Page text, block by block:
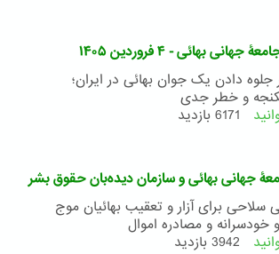
جامعۀ
جهانی
بهائی
-
۱۹
بهائی - ۴ فروردین ۱۴۰۵
دادن یک جوان بهائی در ایران؛
و خطر جدی
درباره
جامعۀ
جهانی
بهائی
-
6171 بازدید
جهانی بهائی و سازمان دیده‌بان حقوق بشر
سلاحی برای آزار و تعقیب بهائیان موج
و مصادره اموال
درباره
3942 بازدید